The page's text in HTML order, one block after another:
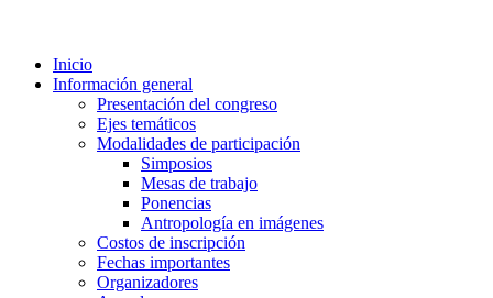
Inicio
Información general
Presentación del congreso
Ejes temáticos
Modalidades de participación
Simposios
Mesas de trabajo
Ponencias
Antropología en imágenes
Costos de inscripción
Fechas importantes
Organizadores